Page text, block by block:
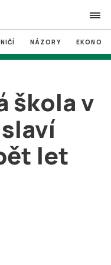
search
NÁZORY
škola v
let